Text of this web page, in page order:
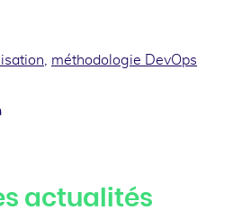
méthodologie DevOps
Linkedin
actualités